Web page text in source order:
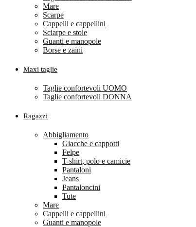
Mare
Scarpe
Cappelli e cappellini
Sciarpe e stole
Guanti e manopole
Borse e zaini
Maxi taglie
Taglie confortevoli UOMO
Taglie confortevoli DONNA
Ragazzi
Abbigliamento
Giacche e cappotti
Felpe
T-shirt, polo e camicie
Pantaloni
Jeans
Pantaloncini
Tute
Mare
Cappelli e cappellini
Guanti e manopole